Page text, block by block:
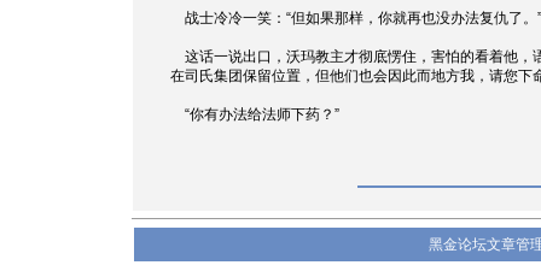
战士冷冷一笑：“但如果那样，你就再也没办法复仇了。”
这话一说出口，沃玛教主才彻底愣住，害怕的看着他，
在司氏集团保留位置，但他们也会因此而地方我，请您下
“你有办法给法师下药？”
黑金论坛文章管